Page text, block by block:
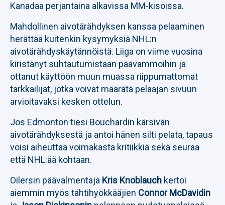
Kanadaa perjantaina alkavissa MM-kisoissa.
Mahdollinen aivotärähdyksen kanssa pelaaminen
herättää kuitenkin kysymyksiä NHL:n
aivotärähdyskäytännöistä. Liiga on viime vuosina
kiristänyt suhtautumistaan päävammoihin ja
ottanut käyttöön muun muassa riippumattomat
tarkkailijat, jotka voivat määrätä pelaajan sivuun
arvioitavaksi kesken ottelun.
Jos Edmonton tiesi Bouchardin kärsivän
aivotärähdyksestä ja antoi hänen silti pelata, tapaus
voisi aiheuttaa voimakasta kritiikkiä sekä seuraa
että NHL:ää kohtaan.
Oilersin päävalmentaja Kris Knoblauch kertoi
aiemmin myös tähtihyökkääjien Connor McDavidin